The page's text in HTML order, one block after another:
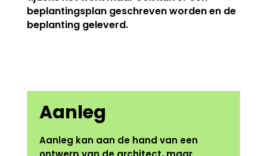
beplantingsplan geschreven worden en de
beplanting geleverd.
Aanleg
Aanleg kan aan de hand van een